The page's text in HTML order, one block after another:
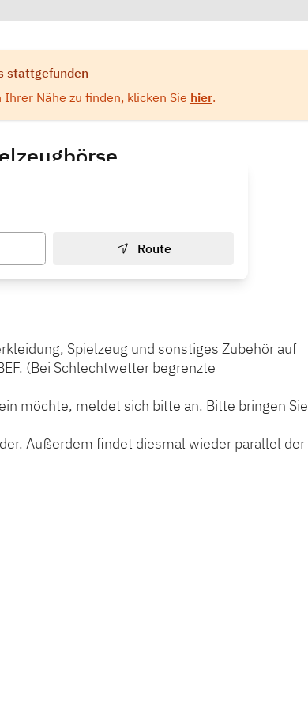
stattgefunden
Nähe zu finden, klicken Sie hier.
Route
Spielzeug und sonstiges Zubehör auf
(Bei Schlechtwetter begrenzte
möchte, meldet sich bitte an. Bitte bringen Sie
Außerdem findet diesmal wieder parallel der